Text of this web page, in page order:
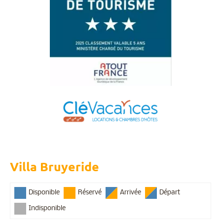
Villa Bruyeride
Disponible Réservé Arrivée Départ
Indisponible